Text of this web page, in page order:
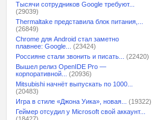
Тысячи сотрудников Google требуют...
(29039)
Thermaltake представила блок питания,...
(26849)
Chrome для Android стал заметно
плавнее: Google...
(23424)
Россияне стали звонить и писать...
(22420)
Вышел релиз OpenIDE Pro —
корпоративной...
(20936)
Mitsubishi начнёт выпускать по 1000...
(20483)
Игра в стиле «Джона Уика», новая...
(19322)
Геймер отсудил у Microsoft свой аккаунт...